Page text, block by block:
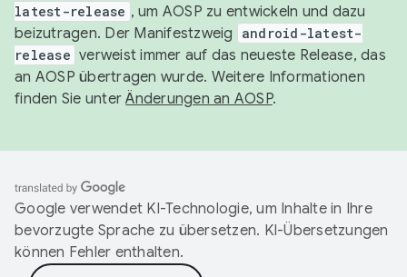
latest-release , um AOSP zu entwickeln und dazu
beizutragen. Der Manifestzweig
android-latest-
release verweist immer auf das neueste Release, das
an AOSP übertragen wurde. Weitere Informationen
finden Sie unterÄnderungen an AOSP.
Google verwendet KI-Technologie, um Inhalte in Ihre
bevorzugte Sprache zu übersetzen. KI-Übersetzungen
können Fehler enthalten.